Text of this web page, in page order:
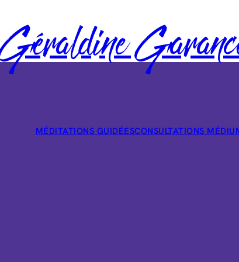
Géraldine
MÉDITATIONS GUIDÉESCONSULTATIONS